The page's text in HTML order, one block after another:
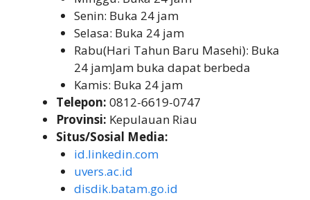
Senin: Buka 24 jam
Selasa: Buka 24 jam
Rabu(Hari Tahun Baru Masehi): Buka
24 jamJam buka dapat berbeda
Kamis: Buka 24 jam
Telepon: 0812-6619-0747
Provinsi: Kepulauan Riau
Situs/Sosial Media:
id.linkedin.com
uvers.ac.id
disdik.batam.go.id